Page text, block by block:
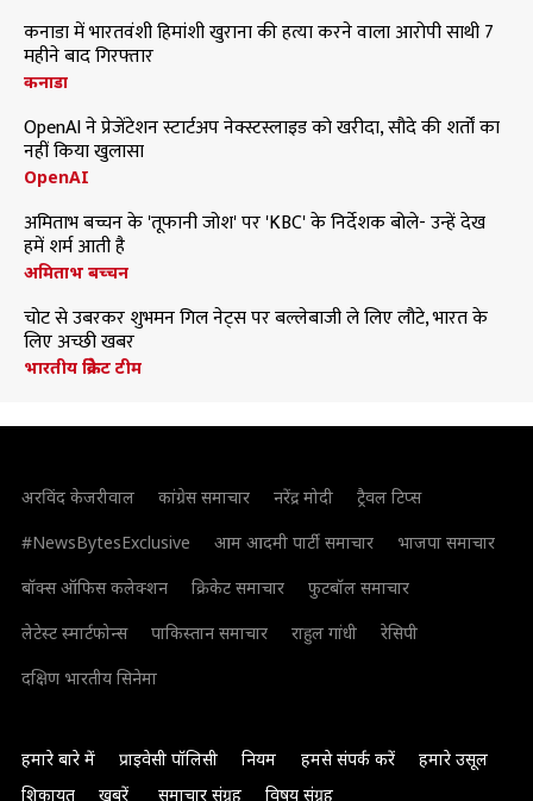
कनाडा में भारतवंशी हिमांशी खुराना की हत्या करने वाला आरोपी साथी 7
महीने बाद गिरफ्तार
कनाडा
OpenAI ने प्रेजेंटेशन स्टार्टअप नेक्स्टस्लाइड को खरीदा, सौदे की शर्तों का
नहीं किया खुलासा
OpenAI
अमिताभ बच्चन के 'तूफानी जोश' पर 'KBC' के निर्देशक बोले- उन्हें देख
हमें शर्म आती है
अमिताभ बच्चन
चोट से उबरकर शुभमन गिल नेट्स पर बल्लेबाजी ले लिए लौटे, भारत के
लिए अच्छी खबर
भारतीय क्रिकेट टीम
अरविंद केजरीवाल कांग्रेस समाचार नरेंद्र मोदी
ट्रैवल टिप्स
#NewsBytesExclusive
आम आदमी पार्टी समाचार
भाजपा समाचार
बॉक्स ऑफिस कलेक्शन
क्रिकेट समाचार
फुटबॉल समाचार
लेटेस्ट स्मार्टफोन्स
पाकिस्तान समाचार राहुल गांधी
रेसिपी
दक्षिण भारतीय सिनेमा
हमारे बारे में प्राइवेसी पॉलिसी नियम हमसे संपर्क करें
हमारे उसूल
शिकायत
खबरें समाचार संग्रह विषय संग्रह